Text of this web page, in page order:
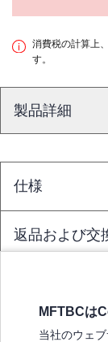
消費税の計算上
す。
製品詳細
仕様
返品および交
MFTBCは
当社のウェ